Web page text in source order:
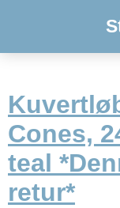
Cones,
teal
retur*